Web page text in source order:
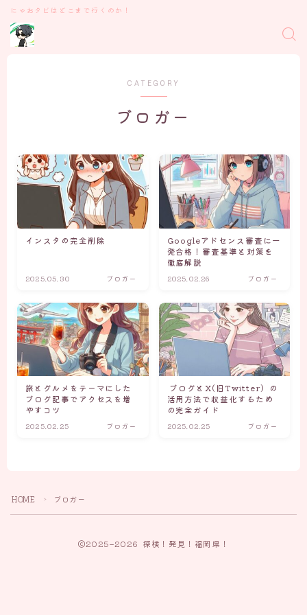
にゃおタビはどこまで行くのか！
CATEGORY
ブロガー
インスタの完全削除
2025.05.30 ブロガー
Googleアドセンス審査に一
発合格！審査基準と対策を
徹底解説
2025.02.26 ブロガー
旅とグルメをテーマにした
ブログ記事でアクセスを増
やすコツ
2025.02.25 ブロガー
ブログとX(旧Twitter）の
活用方法で収益化するため
の完全ガイド
2025.02.25 ブロガー
HOME ＞ ブロガー
2025–2026 探検！発見！福岡県！